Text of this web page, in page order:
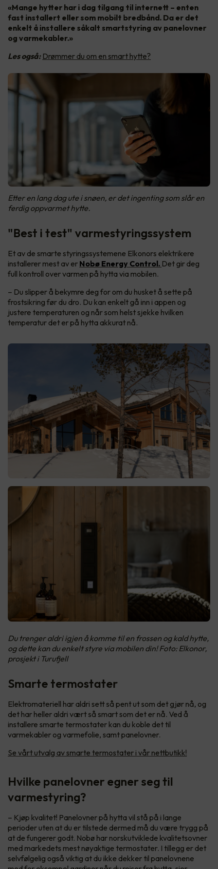
«Mange hytter har i dag tilgang til internett – enten
fast installert eller som mobilt bredbånd. Da er det
enkelt å installere såkalt smartstyring av panelovner
og varmekabler.»
Les også: Drømmer du om en smart hytte?
Etter en lang dag ute i snøen, er det ingenting som slår en
ferdig oppvarmet hytte.
"Best i test" varmestyringssystem
Et av de smarte styringssystemene Elkonors elektrikere
installerer mest av er Nobø Energy Control. Det gir deg
full kontroll over varmen på hytta via mobilen.
– Du slipper å bekymre deg for om du husket å sette på
frostsikring før du dro. Du kan enkelt gå inn i appen og
justere temperaturen og når som helst sjekke hvilken
temperatur det er på hytta akkurat nå.
Du trenger aldri igjen å komme til en frossen og kald hytte,
og dette kan du enkelt styre via mobilen din! Foto: Elkonor,
prosjekt i Turufjell
Smarte termostater
Elektromateriell har aldri sett så pent ut som det gjør nå, og
det har heller aldri vært så smart som det er nå. Ved å
installere smarte termostater kan du koble det til
varmekabler og varmefolie, samt panelovner.
Se vårt utvalg av smarte termostater i vår nettbutikk!
Hvilke panelovner egner seg til
varmestyring?
– Kjøp kvalitet! Panelovner på hytta vil stå på i lange
perioder uten at du er tilstede dermed må du være trygg på
at de fungerer godt. Nobø har norskutviklede kvalitetsovner
med markedets mest nøyaktige termostater. I tillegg er det
selvfølgelig også viktig at du ikke dekker til panelovnene